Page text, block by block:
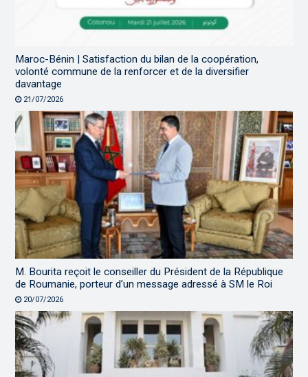
Maroc-Bénin | Satisfaction du bilan de la coopération,
volonté commune de la renforcer et de la diversifier
davantage
21/07/2026
M. Bourita reçoit le conseiller du Président de la République
de Roumanie, porteur d’un message adressé à SM le Roi
20/07/2026